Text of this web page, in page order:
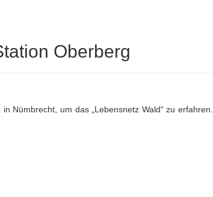
Oberberg
Nümbrecht, um das „Lebensnetz Wald“ zu erfahren.